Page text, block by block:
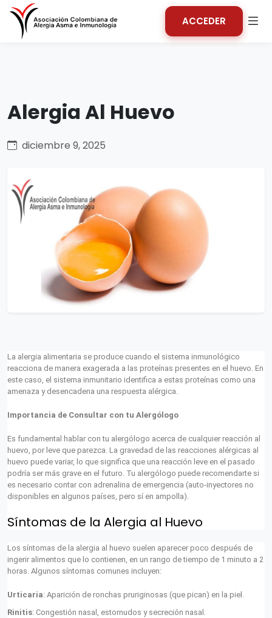
ACCEDER
Alergia Al Huevo
diciembre 9, 2025
La alergia alimentaria se produce cuando el sistema inmunológico
reacciona de manera exagerada a las proteínas presentes en el huevo. En
este caso, el sistema inmunitario identifica a estas proteínas como una
amenaza y desencadena una respuesta alérgica.
Importancia de Consultar con tu Alergólogo
Es fundamental hablar con tu alergólogo acerca de cualquier reacción al
huevo, por leve que parezca. La gravedad de las reacciones alérgicas al
huevo puede variar, lo que significa que una reacción leve en el pasado
podría ser más grave en el futuro. Tu alergólogo puede recomendarte si
es necesario contar con adrenalina de emergencia (auto-inyectores no
disponibles en algunos países, pero sí en ampolla).
Síntomas de la Alergia al Huevo
Los síntomas de la alergia al huevo suelen aparecer poco después de
ingerir alimentos que lo contienen, en un rango de tiempo de 1 minuto a 2
horas. Algunos síntomas comunes incluyen:
Urticaria: Aparición de ronchas pruriginosas (que pican) en la piel.
Rinitis: Congestión nasal, estornudos y secreción nasal.